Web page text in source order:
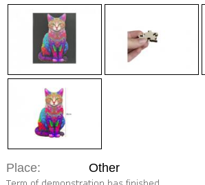
Place: Other